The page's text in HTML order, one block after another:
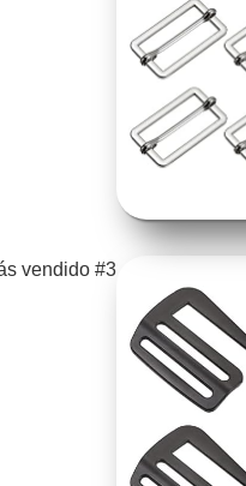
vendido #3